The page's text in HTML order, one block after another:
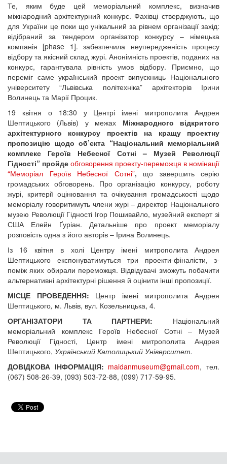
Те, яким буде цей меморіальний комплекс, визначив
міжнародний архітектурний конкурс. Фахівці стверджують, що
для України це поки що унікальний за рівнем організації захід:
відібраний за тендером організатор конкурсу – німецька
компанія [phase 1]. забезпечила неупередженість процесу
відбору та якісний склад журі. Анонімність проектів, поданих на
конкурс, гарантувала рівність умов відбору. Приємно, що
переміг саме український проект випускниць Національного
університету “Львівська політехніка” архітекторів Ірини
Волинець та Марії Процик.
19 квітня о 18:30 у Центрі імені митрополита Андрея
Шептицького (Львів) у межах Міжнародного відкритого
архітектурного конкурсу проектів на кращу проектну
пропозицію щодо об’єкта “Національний меморіальний
комплекс Героїв Небесної Сотні
– Музей Революції
Гідності” пройде обговорення проекту-переможця в номінації
“Меморіал Героїв Небесної Сотні”, що завершить серію
громадських обговорень. Про організацію конкурсу, роботу
журі, критерії оцінювання та очікування громадськості щодо
меморіалу говоритимуть члени журі – директор Національного
музею Революції Гідності Ігор Пошивайло, музейний експерт зі
США Елейн Ґуріан. Детальніше про проект меморіалу
розповість одна з його авторів – Ірина Волинець.
Із 16 квітня в холі Центру
імені митрополита Андрея
Шептицького експонуватимуться три проекти-фіналісти, з-
поміж яких обирали переможця. Відвідувачі зможуть побачити
альтернативні архітектурні рішення й оцінити інші пропозиції.
МІСЦЕ ПРОВЕДЕННЯ: Центр
імені митрополита Андрея
Шептицького, м. Львів, вул. Козельницька, 4.
ОРГАНІЗАТОРИ ТА ПАРТНЕРИ: Національний
меморіальний комплекс Героїв Небесної Сотні – Музей
Революції Гідності, Центр імені митрополита Андрея
Шептицького, Український Католицький Університет.
ДОВІДКОВА ІНФОРМАЦІЯ: maidanmuseum@gmail.com, тел.
(067) 508-26-39, (093) 503-72-88, (099) 717-59-95.